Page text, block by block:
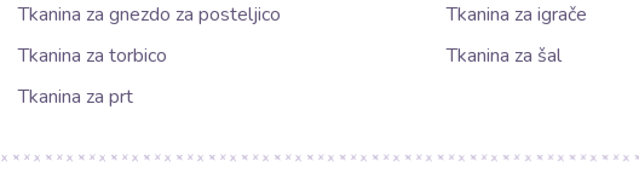
Tkanina za gnezdo za posteljico
Tkanina za igrače
Tkanina za torbico
Tkanina za šal
Tkanina za prt